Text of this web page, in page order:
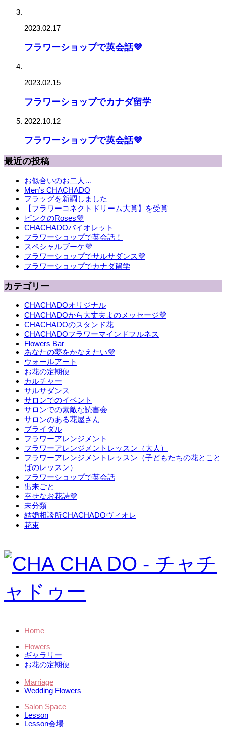
2023.02.17
フラワーショップで英会話💜
2023.02.15
フラワーショップでカナダ留学
2022.10.12
フラワーショップで英会話💜
最近の投稿
お似合いのお二人…
Men’s CHACHADO
フラッグを新調しました
【フラワーコネクトドリーム大賞】を受賞
ピンクのRoses💜
CHACHADOバイオレット
フラワーショップで英会話！
スペシャルブーケ💜
フラワーショップでサルサダンス💜
フラワーショップでカナダ留学
カテゴリー
CHACHADOオリジナル
CHACHADOから大丈夫よのメッセージ💜
CHACHADOのスタンド花
CHACHADOフラワーマインドフルネス
Flowers Bar
あなたの夢をかなえたい💜
ウォールアート
お花の定期便
カルチャー
サルサダンス
サロンでのイベント
サロンでの素敵な読書会
サロンのある花屋さん
ブライダル
フラワーアレンジメント
フラワーアレンジメントレッスン（大人）
フラワーアレンジメントレッスン（子どもたちの花とこと
ばのレッスン）
フラワーショップで英会話
出来ごと
幸せなお花詩💜
未分類
結婚相談所CHACHADOヴィオレ
花束
Home
Flowers
ギャラリー
お花の定期便
Marriage
Wedding Flowers
Salon Space
Lesson
Lesson会場